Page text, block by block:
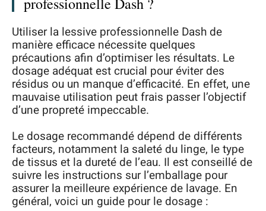
professionnelle Dash ?
Utiliser la lessive professionnelle Dash de
manière efficace nécessite quelques
précautions afin d’optimiser les résultats. Le
dosage adéquat est crucial pour éviter des
résidus ou un manque d’efficacité. En effet, une
mauvaise utilisation peut frais passer l’objectif
d’une propreté impeccable.
Le dosage recommandé dépend de différents
facteurs, notamment la saleté du linge, le type
de tissus et la dureté de l’eau. Il est conseillé de
suivre les instructions sur l’emballage pour
assurer la meilleure expérience de lavage. En
général, voici un guide pour le dosage :